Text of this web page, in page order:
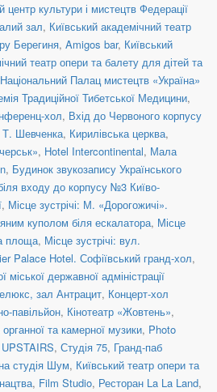
центр культури і мистецтв Федерації
зал, Київський академічний театр
Берегиня, Amigos bar, Київський
театр опери та балету для дітей та
Національний Палац мистецтв «Україна»
Традиційної Тибетської Медицини,
хол, Вхід до Червоного корпусу
Т. Шевченка, Кирилівська церква,
, Hotel Intercontinental, Мала
, Будинок звукозапису Українського
входу до корпусу №3 Київо-
, Місце зустрічі: М. «Дорогожичі».
куполом біля ескалатора, Місце
площа, Місце зустрічі: вул.
Palace Hotel. Софіївський гранд-хол,
міської державної адміністрації
зал Антрацит, Концерт-хол
павільйон, Кінотеатр «Жовтень»,
та камерної музики, Photo
, Студія 75, Гранд-паб
студія Шум, Київський театр опери та
, Film Studio, Ресторан La La Land,